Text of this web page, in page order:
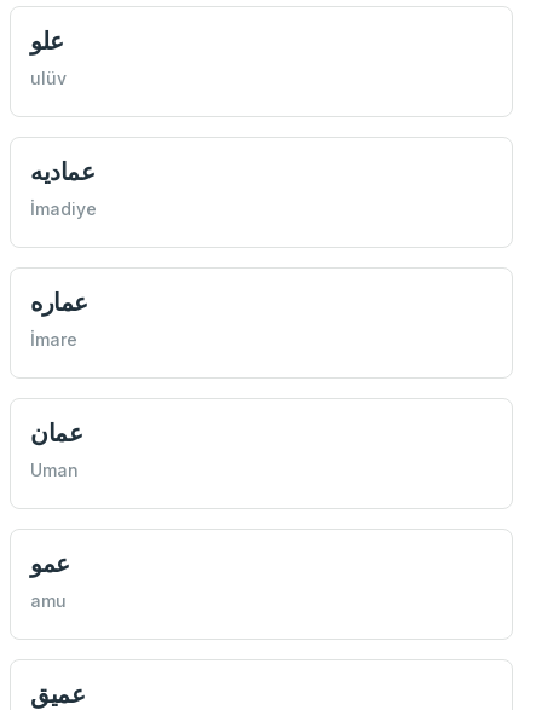
علو
ulüv
عماديه
İmadiye
عماره
İmare
عمان
Uman
عمو
amu
عميق